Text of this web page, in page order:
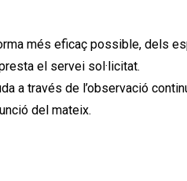
més eficaç possible, dels
el servei sol·licitat.
a través de l’observació
del mateix.